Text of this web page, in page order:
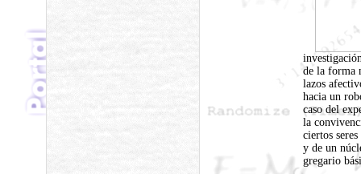
de la forma
lazos
hacia un
caso del
la
ciertos
y de un
gregario